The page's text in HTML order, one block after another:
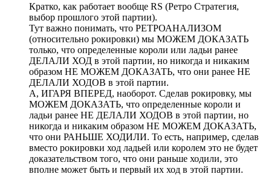
Кратко, как работает вообще RS (Ретро Стратегия,
выбор прошлого этой партии).
Тут важно понимать, что РЕТРОАНАЛИЗОМ
(относительно рокировки) мы МОЖЕМ ДОКАЗАТЬ
только, что определенные короли или ладьи ранее
ДЕЛАЛИ ХОД в этой партии, но никогда и никаким
образом НЕ МОЖЕМ ДОКАЗАТЬ, что они ранее НЕ
ДЕЛАЛИ ХОДОВ в этой партии.
А, ИГАРЯ ВПЕРЕД, наоборот. Сделав рокировку, мы
МОЖЕМ ДОКАЗАТЬ, что определенные короли и
ладьи ранее НЕ ДЕЛАЛИ ХОДОВ в этой партии, но
никогда и никаким образом НЕ МОЖЕМ ДОКАЗАТЬ,
что они РАНЬШЕ ХОДИЛИ. То есть, например, сделав
вместо рокировки ход ладьей или королем это не будет
доказательством того, что они раньше ходили, это
вполне может быть и первый их ход в этой партии.